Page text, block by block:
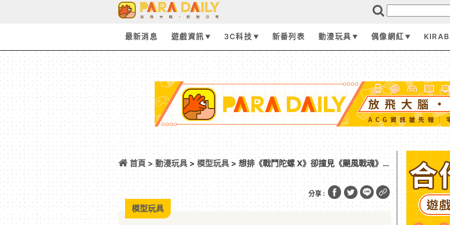
最新消息 遊戲資訊 3C科技 新番列表 動漫玩具 偶像網紅
首頁 >動漫玩具 >模型玩具> 想排《戰鬥陀螺 X》卻撞見《颶風戰魂》
社群質疑是在蹭熱度
分享 :
模型玩具